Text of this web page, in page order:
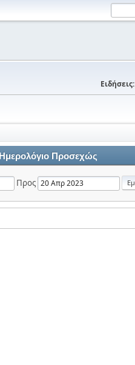
Ειδήσεις:
Ημερολόγιο Προσεχώς
Προς